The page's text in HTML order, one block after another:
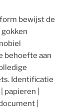
bewijst de
behoefte aan
Identificatie
papieren |
|